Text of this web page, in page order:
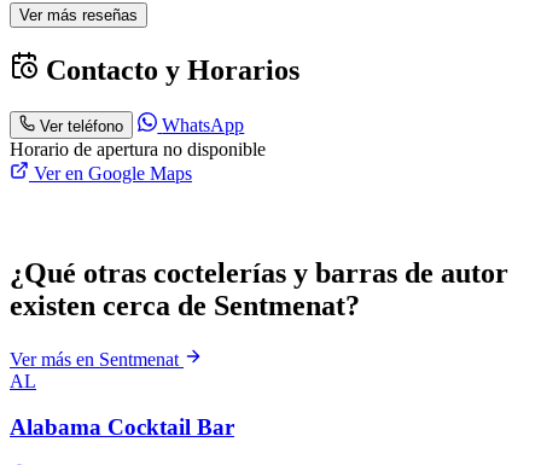
Ver más reseñas
Contacto y Horarios
Ver teléfono
WhatsApp
Horario de apertura no disponible
Ver en Google Maps
¿Qué otras coctelerías y barras de autor
existen cerca de Sentmenat?
Ver más en Sentmenat
AL
Alabama Cocktail Bar